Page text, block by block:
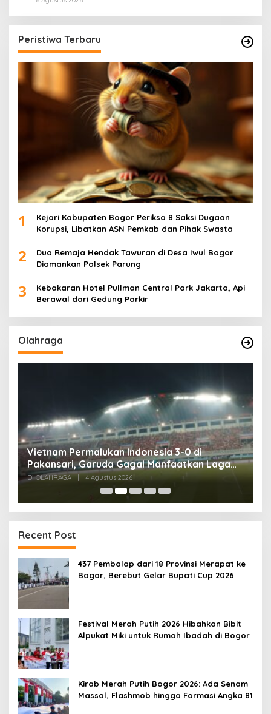
Peristiwa Terbaru
1
Kejari Kabupaten Bogor Periksa 8 Saksi Dugaan
Korupsi, Libatkan ASN Pemkab dan Pihak Swasta
2
Dua Remaja Hendak Tawuran di Desa Iwul Bogor
Diamankan Polsek Parung
3
Kebakaran Hotel Pullman Central Park Jakarta, Api
Berawal dari Gedung Parkir
Olahraga
Vietnam Permalukan Indonesia 3-0 di
Pakansari, Garuda Gagal Manfaatkan Laga
Kandang
Di OLAHRAGA | 4 Agustus 2026
Recent Post
437 Pembalap dari 18 Provinsi Merapat ke
Bogor, Berebut Gelar Bupati Cup 2026
Festival Merah Putih 2026 Hibahkan Bibit
Alpukat Miki untuk Rumah Ibadah di Bogor
Kirab Merah Putih Bogor 2026: Ada Senam
Massal, Flashmob hingga Formasi Angka 81